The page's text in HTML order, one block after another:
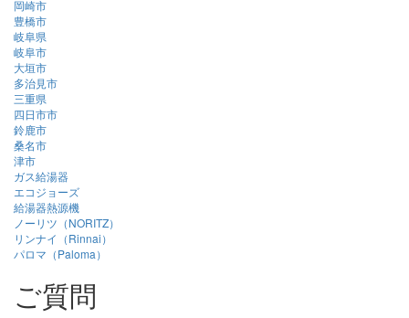
岡崎市
豊橋市
岐阜県
岐阜市
大垣市
多治見市
三重県
四日市市
鈴鹿市
桑名市
津市
ガス給湯器
エコジョーズ
給湯器熱源機
ノーリツ（NORITZ）
リンナイ（Rinnai）
パロマ（Paloma）
ご質問